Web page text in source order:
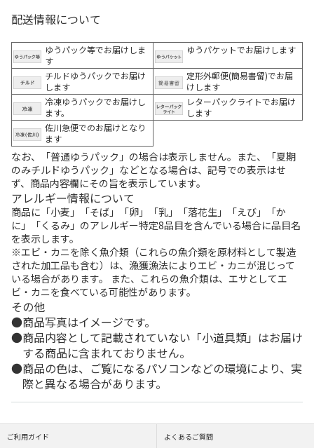
配送情報について
ゆうパック等でお届けしま
す
ゆうパケットでお届けします
チルドゆうパックでお届け
します
定形外郵便(簡易書留)でお届
けします
冷凍ゆうパックでお届けし
ます。
レターパックライトでお届け
します
佐川急便でのお届けとなり
ます
なお、「普通ゆうパック」の場合は表示しません。また、「夏期
のみチルドゆうパック」などとなる場合は、記号での表示はせ
ず、商品内容欄にその旨を表示しています。
アレルギー情報について
商品に「小麦」「そば」「卵」「乳」「落花生」「えび」「か
に」「くるみ」のアレルギー特定8品目を含んでいる場合に品目名
を表示します。
※エビ・カニを除く魚介類（これらの魚介類を原材料として製造
された加工品も含む）は、漁獲漁法によりエビ・カニが混じって
いる場合があります。 また、これらの魚介類は、エサとしてエ
ビ・カニを食べている可能性があります。
その他
商品写真はイメージです。
商品内容として記載されていない「小道具類」はお届け
する商品に含まれておりません。
商品の色は、ご覧になるパソコンなどの環境により、実
際と異なる場合があります。
ご利用ガイド よくあるご質問